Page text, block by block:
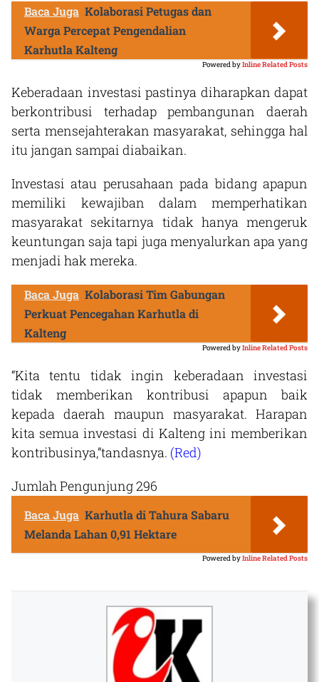
Baca Juga Kolaborasi Petugas dan
Warga Percepat Pengendalian
Karhutla Kalteng
Powered byInline Related Posts
Keberadaan investasi pastinya diharapkan dapat
berkontribusi terhadap pembangunan daerah
serta mensejahterakan masyarakat, sehingga hal
itu jangan sampai diabaikan.
Investasi atau perusahaan pada bidang apapun
memiliki kewajiban dalam memperhatikan
masyarakat sekitarnya tidak hanya mengeruk
keuntungan saja tapi juga menyalurkan apa yang
menjadi hak mereka.
Baca Juga Kolaborasi Tim Gabungan
Perkuat Pencegahan Karhutla di
Kalteng
Powered byInline Related Posts
“Kita tentu tidak ingin keberadaan investasi
tidak memberikan kontribusi apapun baik
kepada daerah maupun masyarakat. Harapan
kita semua investasi di Kalteng ini memberikan
kontribusinya,”tandasnya. (Red)
Jumlah Pengunjung296
Baca Juga Karhutla di Tahura Sabaru
Melanda Lahan 0,91 Hektare
Powered byInline Related Posts